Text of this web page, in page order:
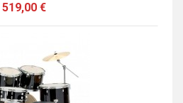
Prezzo
519,00 €